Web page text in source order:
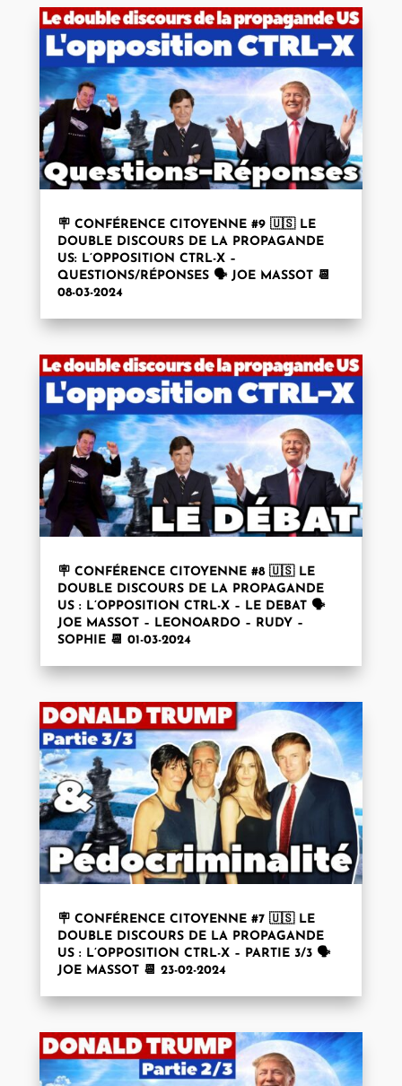
🪧 CONFÉRENCE CITOYENNE #9 🇺🇸 LE
DOUBLE DISCOURS DE LA PROPAGANDE
US: L’OPPOSITION CTRL-X –
QUESTIONS/RÉPONSES 🗣️ JOE MASSOT 📆
08-03-2024
🪧 CONFÉRENCE CITOYENNE #8 🇺🇸 LE
DOUBLE DISCOURS DE LA PROPAGANDE
US : L’OPPOSITION CTRL-X – LE DEBAT 🗣️
JOE MASSOT – LEONOARDO – RUDY –
SOPHIE 📆 01-03-2024
🪧 CONFÉRENCE CITOYENNE #7 🇺🇸 LE
DOUBLE DISCOURS DE LA PROPAGANDE
US : L’OPPOSITION CTRL-X – PARTIE 3/3 🗣️
JOE MASSOT 📆 23-02-2024